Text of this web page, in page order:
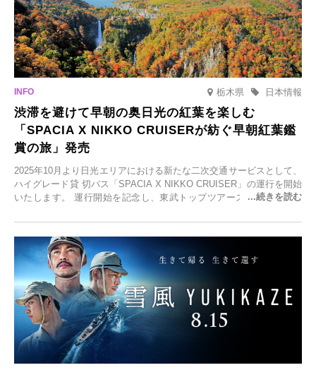
栃木県 日本情報
渋滞を避けて早朝の奥日光の紅葉を楽しむ
「SPACIA X NIKKO CRUISERが紡ぐ早朝紅葉鑑
賞の旅」発売
2025年10月より日光エリアにおける新たな二次交通サービスとして、
ハイグレード貸 切バス「SPACIA X NIKKO CRUISER」の運行を開始
いたします。 運行開始を記念し、東武トップツアーズ株式会社では
2025年9月12日(金)より発売いたします。